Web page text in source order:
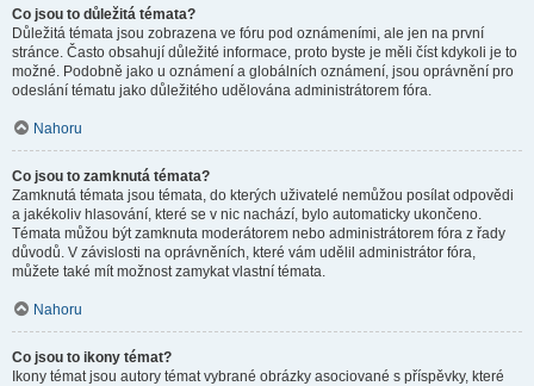
Co jsou to důležitá témata?
Důležitá témata jsou zobrazena ve fóru pod oznámeními, ale jen na první
stránce. Často obsahují důležité informace, proto byste je měli číst kdykoli je to
možné. Podobně jako u oznámení a globálních oznámení, jsou oprávnění pro
odeslání tématu jako důležitého udělována administrátorem fóra.
Nahoru
Co jsou to zamknutá témata?
Zamknutá témata jsou témata, do kterých uživatelé nemůžou posílat odpovědi
a jakékoliv hlasování, které se v nic nachází, bylo automaticky ukončeno.
Témata můžou být zamknuta moderátorem nebo administrátorem fóra z řady
důvodů. V závislosti na oprávněních, které vám udělil administrátor fóra,
můžete také mít možnost zamykat vlastní témata.
Nahoru
Co jsou to ikony témat?
Ikony témat jsou autory témat vybrané obrázky asociované s příspěvky, které